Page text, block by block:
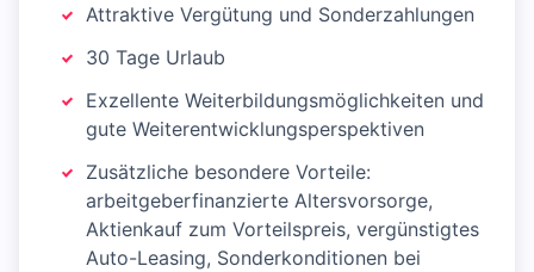
Attraktive Vergütung und Sonderzahlungen
30 Tage Urlaub
Exzellente Weiterbildungsmöglichkeiten und
gute Weiterentwicklungsperspektiven
Zusätzliche besondere Vorteile:
arbeitgeberfinanzierte Altersvorsorge,
Aktienkauf zum Vorteilspreis, vergünstigtes
Auto-Leasing, Sonderkonditionen bei